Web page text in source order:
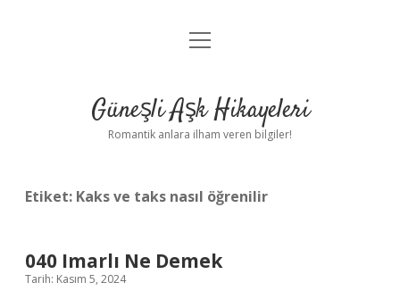
Anasayfa
Yasal Uyarı
menüyü
Güneşli Aşk Hikayeleri
Romantik anlara ilham veren bilgiler!
Etiket: Kaks ve taks nasıl öğrenilir
040 Imarlı Ne Demek
Tarih: Kasım 5, 2024